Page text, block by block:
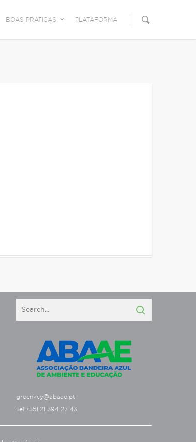
BOAS PRÁTICAS PLATAFORMA
greenkey@abaae.pt
Tel:+351 21 394 27 43